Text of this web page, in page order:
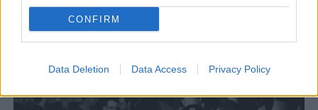
CONFIRM
Data Deletion Data Access Privacy Policy
Brittiska pubar måste numera stänga senast 22.00. Nu krävs
åtgärder för att rädda den utsatta branschen.